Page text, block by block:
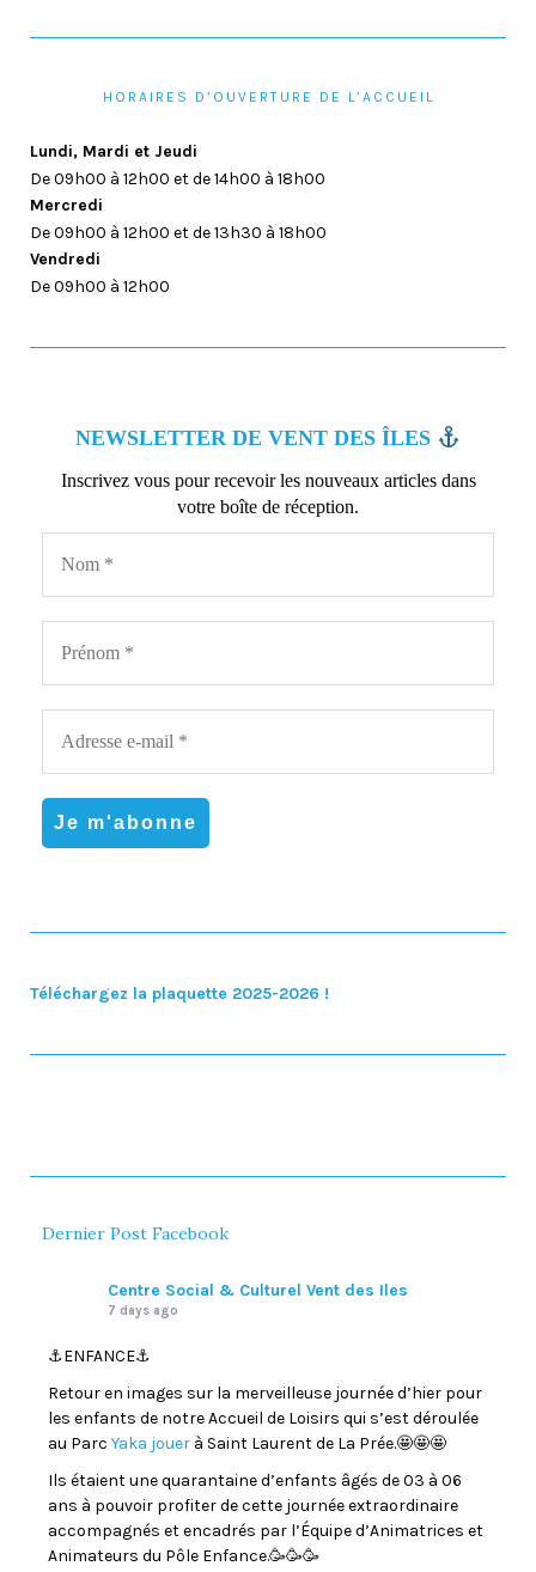
HORAIRES D’OUVERTURE DE L’ACCUEIL
Lundi, Mardi et Jeudi
De 09h00 à 12h00 et de 14h00 à 18h00
Mercredi
De 09h00 à 12h00 et de 13h30 à 18h00
Vendredi
De 09h00 à 12h00
NEWSLETTER DE VENT DES ÎLES
Inscrivez vous pour recevoir les nouveaux articles dans
votre boîte de réception.
Téléchargez la plaquette 2025-2026 !
Dernier Post Facebook
Centre Social & Culturel Vent des Iles
7 days ago
⚓️ENFANCE⚓️
Retour en images sur la merveilleuse journée d’hier pour
les enfants de notre Accueil de Loisirs qui s’est déroulée
au Parc Yaka jouer à Saint Laurent de La Prée.🤩🤩🤩
Ils étaient une quarantaine d’enfants âgés de 03 à 06
ans à pouvoir profiter de cette journée extraordinaire
accompagnés et encadrés par l’Équipe d’Animatrices et
Animateurs du Pôle Enfance.🥳🥳🥳